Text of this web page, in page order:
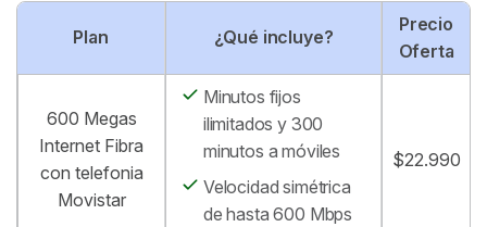
Plan ¿Qué incluye?
Precio
Oferta
600 Megas
Internet Fibra
con telefonia
Movistar
Minutos fijos
ilimitados y 300
minutos a móviles
Velocidad simétrica
de hasta 600 Mbps
$22.990